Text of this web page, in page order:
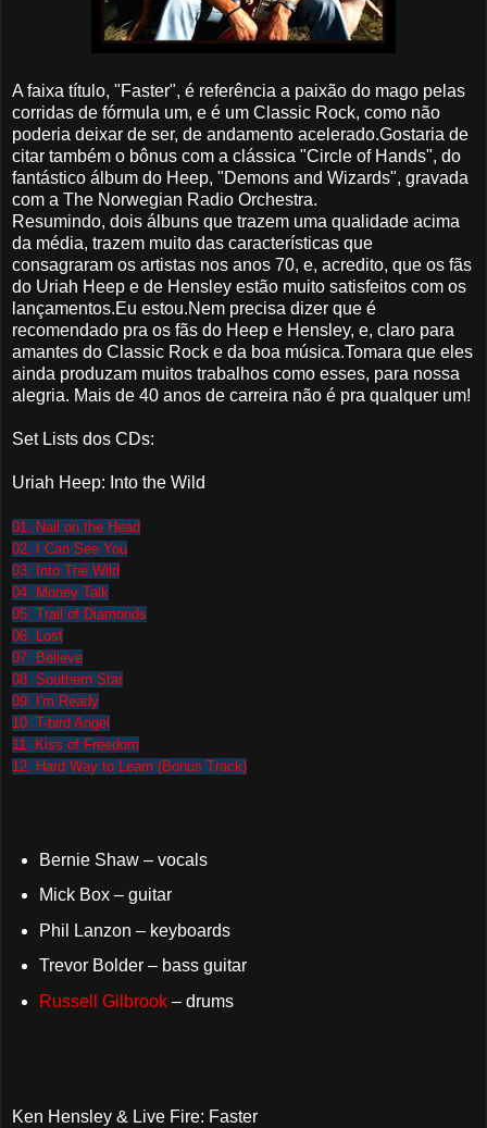
A faixa título, "Faster", é referência a paixão do mago pelas
corridas de fórmula um, e é um Classic Rock, como não
poderia deixar de ser, de andamento acelerado.Gostaria de
citar também o bônus com a clássica "Circle of Hands", do
fantástico álbum do Heep, "Demons and Wizards", gravada
com a The Norwegian Radio Orchestra.
Resumindo, dois álbuns que trazem uma qualidade acima
da média, trazem muito das características que
consagraram os artistas nos anos 70, e, acredito, que os fãs
do Uriah Heep e de Hensley estão muito satisfeitos com os
lançamentos.Eu estou.Nem precisa dizer que é
recomendado pra os fãs do Heep e Hensley, e, claro para
amantes do Classic Rock e da boa música.Tomara que eles
ainda produzam muitos trabalhos como esses, para nossa
alegria. Mais de 40 anos de carreira não é pra qualquer um!
Set Lists dos CDs:
Uriah Heep: Into the Wild
01. Nail on the Head
02. I Can See You
03. Into The Wild
04. Money Talk
05. Trail of Diamonds
06. Lost
07. Believe
08. Southern Star
09. I'm Ready
10. T-bird Angel
11.
Kiss of Freedom
12. Hard Way to Learn (Bonus Track)
Bernie Shaw – vocals
Mick Box – guitar
Phil Lanzon – keyboards
Trevor Bolder – bass guitar
Russell Gilbrook– drums
Ken Hensley & Live Fire: Faster